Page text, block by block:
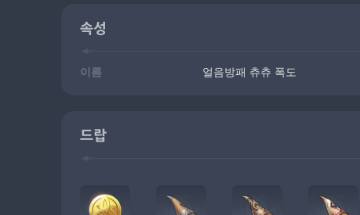
속성
이름 얼음방패 츄츄 폭도
드랍